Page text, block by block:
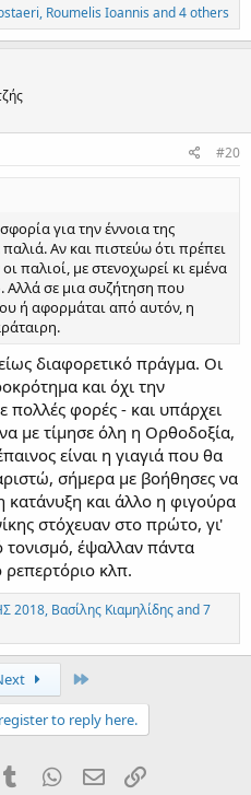
, Roumelis Ioannis and 4 others
#20
για την έννοια της
Αν και πιστεύω ότι πρέπει
παλιοί, με στενοχωρεί κι εμένα
Αλλά σε μια συζήτηση που
ή αφορμάται από αυτόν, η
διαφορετικό πράγμα. Οι
και όχι την
πολλές φορές - και υπάρχει
με τίμησε όλη η Ορθοδοξία,
είναι η γιαγιά που θα
σήμερα με βοήθησες να
και άλλο η φιγούρα
στόχευαν στο πρώτο, γι'
έψαλλαν πάντα
κλπ.
2018, Βασίλης Κιαμηλίδηςand 7
to reply here.
Tumblr WhatsApp
Email